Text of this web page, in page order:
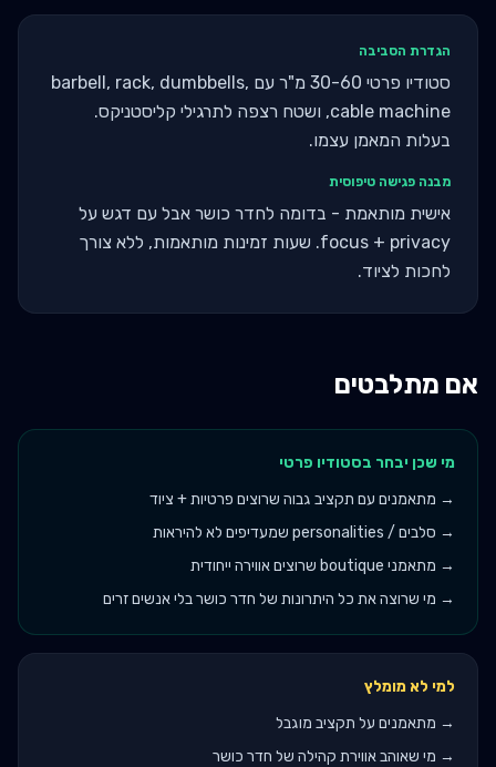
הגדרת הסביבה
סטודיו פרטי 30-60 מ"ר עם barbell, rack, dumbbells,
cable machine, ושטח רצפה לתרגילי קליסטניקס.
בעלות המאמן עצמו.
מבנה פגישה טיפוסית
אישית מותאמת - בדומה לחדר כושר אבל עם דגש על
focus + privacy. שעות זמינות מותאמות, ללא צורך
לחכות לציוד.
אם מתלבטים
מי שכן יבחר בסטודיו פרטי
→ מתאמנים עם תקציב גבוה שרוצים פרטיות + ציוד
→ סלבים / personalities שמעדיפים לא להיראות
→ מתאמני boutique שרוצים אווירה ייחודית
→ מי שרוצה את כל היתרונות של חדר כושר בלי אנשים זרים
למי לא מומלץ
→ מתאמנים על תקציב מוגבל
→ מי שאוהב אווירת קהילה של חדר כושר